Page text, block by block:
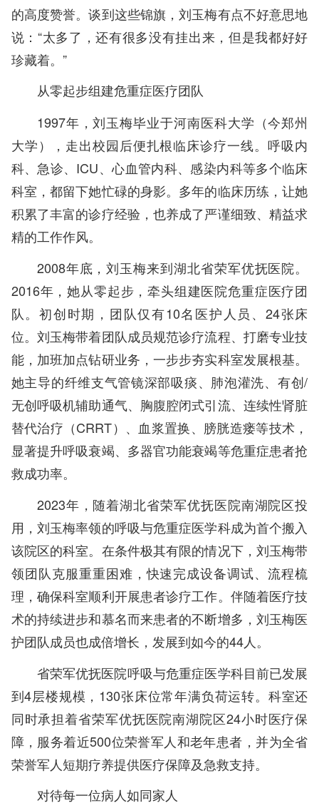
的高度赞誉。谈到这些锦旗，刘玉梅有点不好意思地
说：“太多了，还有很多没有挂出来，但是我都好好
珍藏着。”
从零起步组建危重症医疗团队
1997年，刘玉梅毕业于河南医科大学（今郑州
大学），走出校园后便扎根临床诊疗一线。呼吸内
科、急诊、ICU、心血管内科、感染内科等多个临床
科室，都留下她忙碌的身影。多年的临床历练，让她
积累了丰富的诊疗经验，也养成了严谨细致、精益求
精的工作作风。
2008年底，刘玉梅来到湖北省荣军优抚医院。
2016年，她从零起步，牵头组建医院危重症医疗团
队。初创时期，团队仅有10名医护人员、24张床
位。刘玉梅带着团队成员规范诊疗流程、打磨专业技
能，加班加点钻研业务，一步步夯实科室发展根基。
她主导的纤维支气管镜深部吸痰、肺泡灌洗、有创/
无创呼吸机辅助通气、胸腹腔闭式引流、连续性肾脏
替代治疗（CRRT）、血浆置换、膀胱造瘘等技术，
显著提升呼吸衰竭、多器官功能衰竭等危重症患者抢
救成功率。
2023年，随着湖北省荣军优抚医院南湖院区投
用，刘玉梅率领的呼吸与危重症医学科成为首个搬入
该院区的科室。在条件极其有限的情况下，刘玉梅带
领团队克服重重困难，快速完成设备调试、流程梳
理，确保科室顺利开展患者诊疗工作。伴随着医疗技
术的持续进步和慕名而来患者的不断增多，刘玉梅医
护团队成员也成倍增长，发展到如今的44人。
省荣军优抚医院呼吸与危重症医学科目前已发展
到4层楼规模，130张床位常年满负荷运转。科室还
同时承担着省荣军优抚医院南湖院区24小时医疗保
障，服务着近500位荣誉军人和老年患者，并为全省
荣誉军人短期疗养提供医疗保障及急救支持。
对待每一位病人如同家人